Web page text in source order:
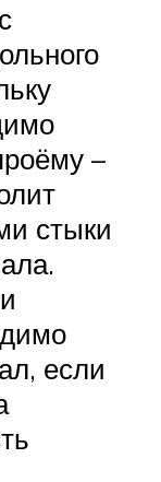
–
стыки
если